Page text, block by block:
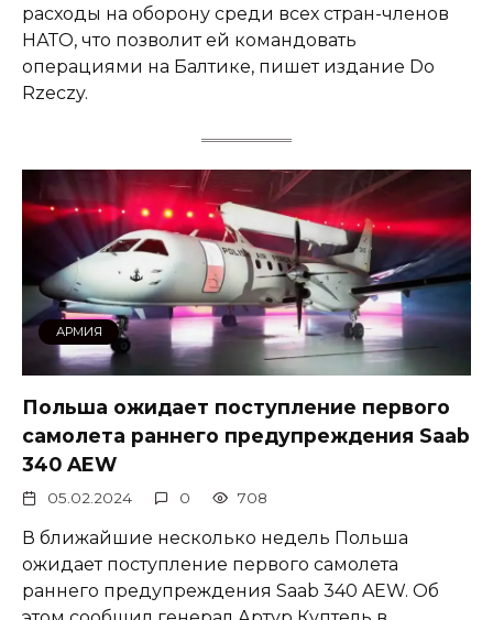
расходы на оборону среди всех стран-членов
НАТО, что позволит ей командовать
операциями на Балтике, пишет издание Do
Rzeczy.
АРМИЯ
Польша ожидает поступление первого
самолета раннего предупреждения Saab
340 AEW
05.02.2024 0 708
В ближайшие несколько недель Польша
ожидает поступление первого самолета
раннего предупреждения Saab 340 AEW. Об